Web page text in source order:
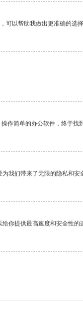
可以帮助我做出更准确的选择
作简单的办公软件，终于找
我们带来了无限的隐私和安
你提供最高速度和安全性的